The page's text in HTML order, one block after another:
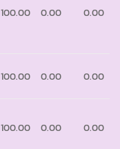
100.00 0.00 0.00
100.00 0.00 0.00
100.00 0.00 0.00